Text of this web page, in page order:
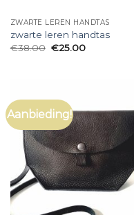
ZWARTE LEREN HANDTAS
zwarte leren handtas
€38.00 €25.00
Aanbieding!